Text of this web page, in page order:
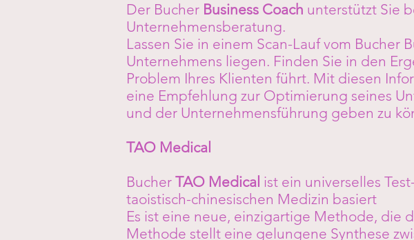
Der Bucher Business Coach unterstützt Sie
Unternehmensberatung.
Lassen Sie in einem Scan-Lauf vom Bucher
Unternehmens liegen. Finden Sie in den
Problem Ihres Klienten führt. Mit diesen
eine Empfehlung zur Optimierung seines
und der Unternehmensführung geben zu
TAO Medical
Bucher TAO Medical ist ein universelles
taoistisch-chinesischen Medizin basiert
Es ist eine neue, einzigartige Methode, die
Methode stellt eine gelungene Synthese